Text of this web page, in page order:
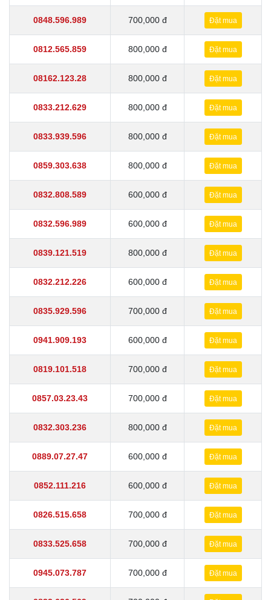
0848.596.989 700,000 đ Đặt mua
0812.565.859 800,000 đ Đặt mua
08162.123.28 800,000 đ Đặt mua
0833.212.629 800,000 đ Đặt mua
0833.939.596 800,000 đ Đặt mua
0859.303.638 800,000 đ Đặt mua
0832.808.589 600,000 đ Đặt mua
0832.596.989 600,000 đ Đặt mua
0839.121.519 800,000 đ Đặt mua
0832.212.226 600,000 đ Đặt mua
0835.929.596 700,000 đ Đặt mua
0941.909.193 600,000 đ Đặt mua
0819.101.518 700,000 đ Đặt mua
0857.03.23.43 700,000 đ Đặt mua
0832.303.236 800,000 đ Đặt mua
0889.07.27.47 600,000 đ Đặt mua
0852.111.216 600,000 đ Đặt mua
0826.515.658 700,000 đ Đặt mua
0833.525.658 700,000 đ Đặt mua
0945.073.787 700,000 đ Đặt mua